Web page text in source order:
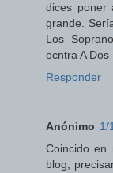
dices
grande.
Los
ocntra A
Responder
Anónimo 1/
Coincido en
blog,